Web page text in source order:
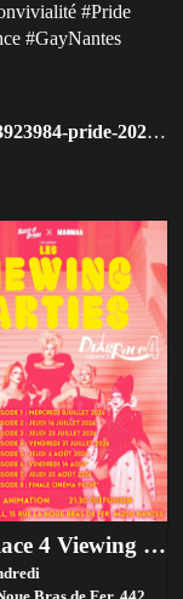
#Pride
#GayNantes
Drag'Race 4 Viewing parties par House of drama 👑✨